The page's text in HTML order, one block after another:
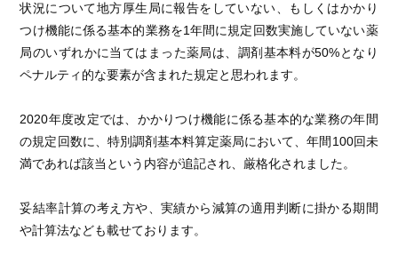
状況について地方厚生局に報告をしていない、もしくはかかり
つけ機能に係る基本的業務を1年間に規定回数実施していない薬
局のいずれかに当てはまった薬局は、調剤基本料が50%となり
ペナルティ的な要素が含まれた規定と思われます。
2020年度改定では、かかりつけ機能に係る基本的な業務の年間
の規定回数に、特別調剤基本料算定薬局において、年間100回未
満であれば該当という内容が追記され、厳格化されました。
妥結率計算の考え方や、実績から減算の適用判断に掛かる期間
や計算法なども載せております。